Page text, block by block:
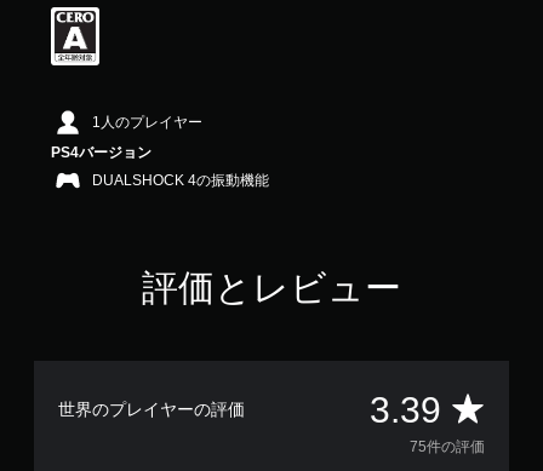
価
5
中
3
1人のプレイヤー
PS4バージョン
DUALSHOCK 4の振動機能
評価とレビュー
世界のプレイヤーの評価 3.39 評
価
75件の評価